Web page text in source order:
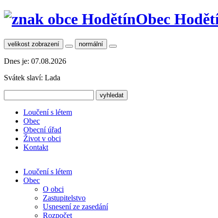
Obec
velikost zobrazení normální
Dnes je: 07.08.2026
Svátek slaví: Lada
Loučení s létem
Obec
Obecní úřad
Život v obci
Kontakt
Loučení s létem
Obec
O obci
Zastupitelstvo
Usnesení ze zasedání
Rozpočet